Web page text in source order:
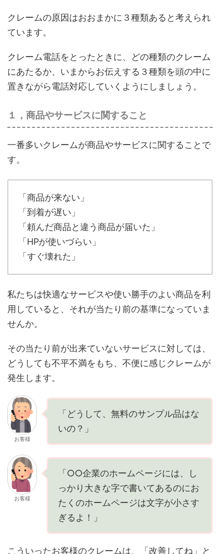
クレームの原因はおおまかに３種類あると考えられ
ています。
クレーム電話をとったときに、どの種類のクレーム
にあたるか、いまからお伝えする３種類を頭の中に
置きながら電話対応していくようにしましょう。
１，商品やサービスに関すること
一番多いクレームが商品やサービスに関することで
す。
「商品が来ない」
「到着が遅い」
「頼んだ商品と違う商品が届いた」
「HPが使いづらい」
「すぐ壊れた」
私たちは快適なサービスや使い勝手のよい商品を利
用していると、それが当たり前の基準になっていま
せんか。
その当たり前が出来ていないサービスに対しては、
どうしても不平不満をもち、不便に感じクレームが
発生します。
お客様
「どうして、無料のサンプル品はな
いの？」
お客様
「○○企業のホームページには、し
っかり大きな字で書いてあるのにお
たくのホームページは文字が小さす
ぎるよ！」
こういったお客様のクレームは、「改善してね」と